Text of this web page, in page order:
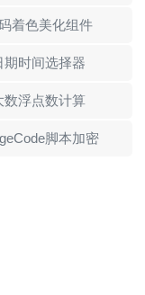
着色美化组件
期时间选择器
数浮点数计算
脚本加密